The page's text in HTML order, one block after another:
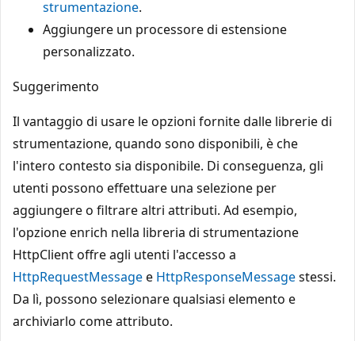
strumentazione.
Aggiungere un processore di estensione
personalizzato.
Suggerimento
Il vantaggio di usare le opzioni fornite dalle librerie di
strumentazione, quando sono disponibili, è che
l'intero contesto sia disponibile. Di conseguenza, gli
utenti possono effettuare una selezione per
aggiungere o filtrare altri attributi. Ad esempio,
l'opzione enrich nella libreria di strumentazione
HttpClient offre agli utenti l'accesso a
HttpRequestMessagee HttpResponseMessagestessi.
Da lì, possono selezionare qualsiasi elemento e
archiviarlo come attributo.